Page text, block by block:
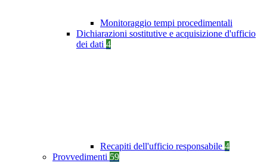
Monitoraggio tempi procedimentali
Dichiarazioni sostitutive e acquisizione d'ufficio
dei dati 4
Recapiti dell'ufficio responsabile 4
Provvedimenti 59